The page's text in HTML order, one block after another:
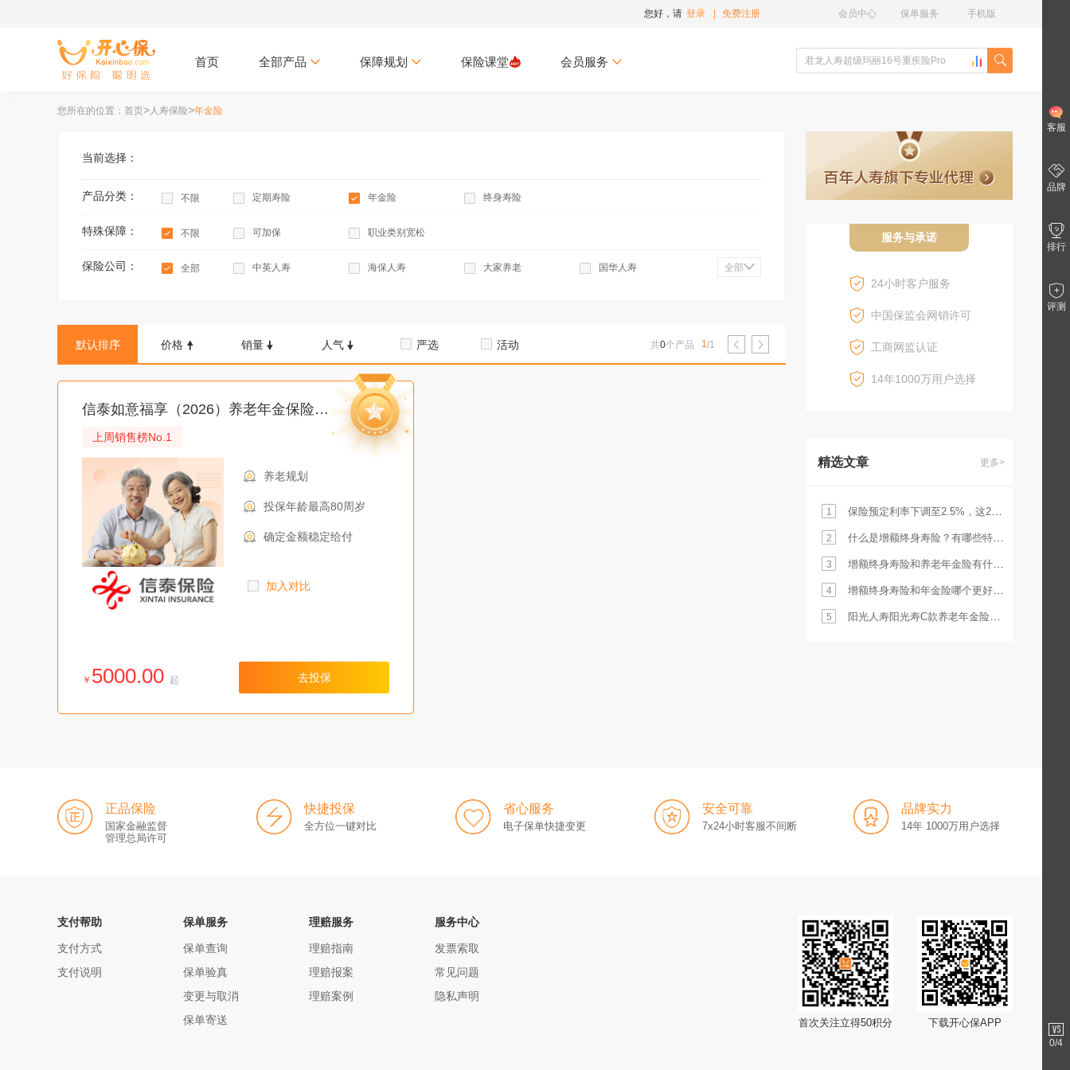
您好，请 登录 免费注册 手机版
保单服务
会员中心
首页 全部产品 保障规划 保险课堂 会员服务
您所在的位置：首页>人寿保险>年金险
当前选择：
产品分类： 不限 定期寿险 年金险 终身寿险
特殊保障： 不限 可加保 职业类别宽松
保险公司： 全部 全部
中英人寿 海保人寿 大家养老 国华人寿
信美人寿 泰康人寿 渤海人寿
鼎诚人寿
中荷人寿 君龙人寿
弘康人寿
国联人寿
服务与承诺
24小时客户服务
中国保监会网销许可
工商网监认证
14年1000万用户选择
精选文章 更多>
1 保险预定利率下调至2.5%，这2个重大影响你必须清楚
2 什么是增额终身寿险？有哪些特点？适合谁买？
3 增额终身寿险和养老年金险有什么不同？应该如何挑选？
4 增额终身寿险和年金险哪个更好？应该如何选择？
5 阳光人寿阳光寿C款养老年金险保障怎么样？怎么抵税？
默认排序 价格 销量 人气 严选 活动 共0个产品 1/1
信泰如意福享（2026）养老年金保险（互联网专属）
上周销售榜No.1
养老规划
投保年龄最高80周岁
确定金额稳定给付
￥ 5000.00 起
加入对比
去投保
正品保险
国家金融监督
管理总局许可
快捷投保
全方位一键对比
省心服务
电子保单快捷变更
安全可靠
7x24小时客服不间断
品牌实力
14年 1000万用户选择
支付帮助
支付方式
支付说明
保单服务
保单查询
保单验真
变更与取消
保单寄送
理赔服务
理赔指南
理赔报案
理赔案例
服务中心
发票索取
常见问题
隐私声明
首次关注立得50积分 下载开心保APP
客服
品牌
排行
评测
0/4